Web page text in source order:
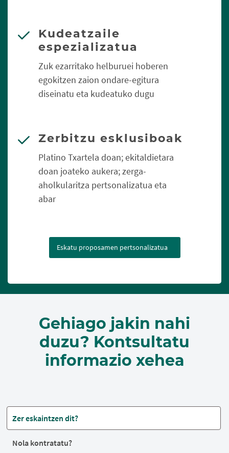
Kudeatzaile
espezializatua
Zuk ezarritako helburuei hoberen
egokitzen zaion ondare-egitura
diseinatu eta kudeatuko dugu
Zerbitzu esklusiboak
Platino Txartela doan; ekitaldietara
doan joateko aukera; zerga-
aholkularitza pertsonalizatua eta
abar
Eskatu proposamen pertsonalizatua
Gehiago jakin nahi
duzu? Kontsultatu
informazio xehea
Zer eskaintzen dit?
Nola kontratatu?